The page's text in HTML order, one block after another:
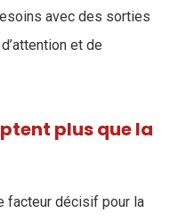
avec des sorties
et de
plus que la
facteur décisif pour la